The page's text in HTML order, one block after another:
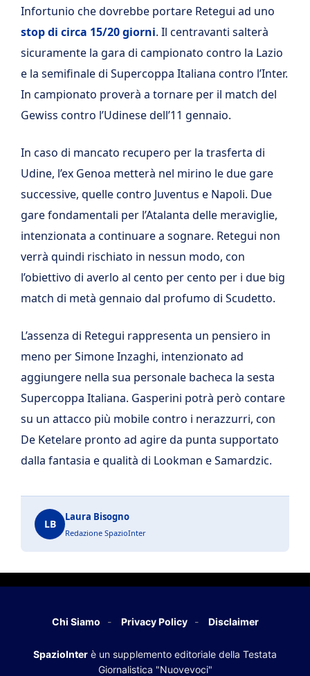
Infortunio che dovrebbe portare Retegui ad uno
stop di circa 15/20 giorni. Il centravanti salterà
sicuramente la gara di campionato contro la Lazio
e la semifinale di Supercoppa Italiana contro l’Inter.
In campionato proverà a tornare per il match del
Gewiss contro l’Udinese dell’11 gennaio.
In caso di mancato recupero per la trasferta di
Udine, l’ex Genoa metterà nel mirino le due gare
successive, quelle contro Juventus e Napoli. Due
gare fondamentali per l’Atalanta delle meraviglie,
intenzionata a continuare a sognare. Retegui non
verrà quindi rischiato in nessun modo, con
l’obiettivo di averlo al cento per cento per i due big
match di metà gennaio dal profumo di Scudetto.
L’assenza di Retegui rappresenta un pensiero in
meno per Simone Inzaghi, intenzionato ad
aggiungere nella sua personale bacheca la sesta
Supercoppa Italiana. Gasperini potrà però contare
su un attacco più mobile contro i nerazzurri, con
De Ketelare pronto ad agire da punta supportato
dalla fantasia e qualità di Lookman e Samardzic.
LB
Laura Bisogno
Redazione SpazioInter
Chi Siamo Privacy Policy Disclaimer
SpazioInter è un supplemento editoriale della Testata
Giornalistica "Nuovevoci"